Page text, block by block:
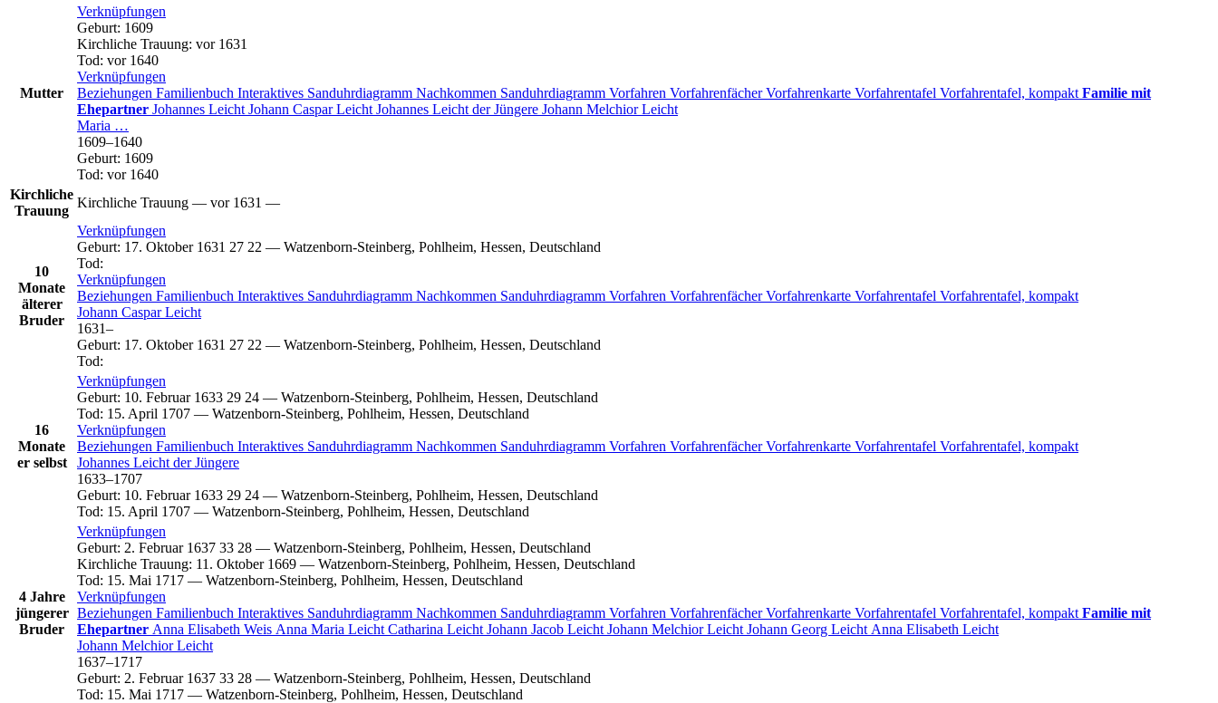
Mutter
Verknüpfungen
Geburt: 1609
Kirchliche Trauung: vor 1631
Tod: vor 1640
Verknüpfungen
Beziehungen Familienbuch Interaktives Sanduhrdiagramm Nachkommen Sanduhrdiagramm Vorfahren VorfahrenfächerVorfahrenkarte Vorfahrentafel Vorfahrentafel, kompakt Familie mit
Ehepartner Johannes Leicht Johann CasparLeicht Johannes Leicht der Jüngere Johann MelchiorLeicht
Maria …
1609–1640
Geburt: 1609
Tod: vor 1640
Kirchliche
Trauung
Kirchliche Trauung — vor 1631 —
10
Monate
älterer
Bruder
Verknüpfungen
Geburt: 17. Oktober 1631 27 22 — Watzenborn-Steinberg, Pohlheim, Hessen, Deutschland
Tod:
Verknüpfungen
Beziehungen Familienbuch Interaktives Sanduhrdiagramm Nachkommen Sanduhrdiagramm Vorfahren VorfahrenfächerVorfahrenkarte Vorfahrentafel Vorfahrentafel, kompakt
Johann CasparLeicht
1631–
Geburt: 17. Oktober 1631 27 22 — Watzenborn-Steinberg, Pohlheim, Hessen, Deutschland
Tod:
16
Monate
er selbst
Verknüpfungen
Geburt: 10. Februar 1633 29 24 — Watzenborn-Steinberg, Pohlheim, Hessen, Deutschland
Tod: 15. April 1707 — Watzenborn-Steinberg, Pohlheim, Hessen, Deutschland
Verknüpfungen
Beziehungen Familienbuch Interaktives Sanduhrdiagramm Nachkommen Sanduhrdiagramm Vorfahren VorfahrenfächerVorfahrenkarte Vorfahrentafel Vorfahrentafel, kompakt
Johannes Leicht der Jüngere
1633–1707
Geburt: 10. Februar 1633 29 24 — Watzenborn-Steinberg, Pohlheim, Hessen, Deutschland
Tod: 15. April 1707 — Watzenborn-Steinberg, Pohlheim, Hessen, Deutschland
4 Jahre
jüngerer
Bruder
Verknüpfungen
Geburt: 2. Februar 1637 33 28 — Watzenborn-Steinberg, Pohlheim, Hessen, Deutschland
Kirchliche Trauung: 11. Oktober 1669 — Watzenborn-Steinberg, Pohlheim, Hessen, Deutschland
Tod: 15. Mai 1717 — Watzenborn-Steinberg, Pohlheim, Hessen, Deutschland
Verknüpfungen
Beziehungen Familienbuch Interaktives Sanduhrdiagramm Nachkommen Sanduhrdiagramm Vorfahren VorfahrenfächerVorfahrenkarte Vorfahrentafel Vorfahrentafel, kompakt Familie mit
Ehepartner Anna Elisabeth Weis Anna Maria Leicht Catharina Leicht Johann Jacob Leicht Johann MelchiorLeicht Johann Georg Leicht Anna Elisabeth Leicht
Johann MelchiorLeicht
1637–1717
Geburt: 2. Februar 1637 33 28 — Watzenborn-Steinberg, Pohlheim, Hessen, Deutschland
Tod: 15. Mai 1717 — Watzenborn-Steinberg, Pohlheim, Hessen, Deutschland